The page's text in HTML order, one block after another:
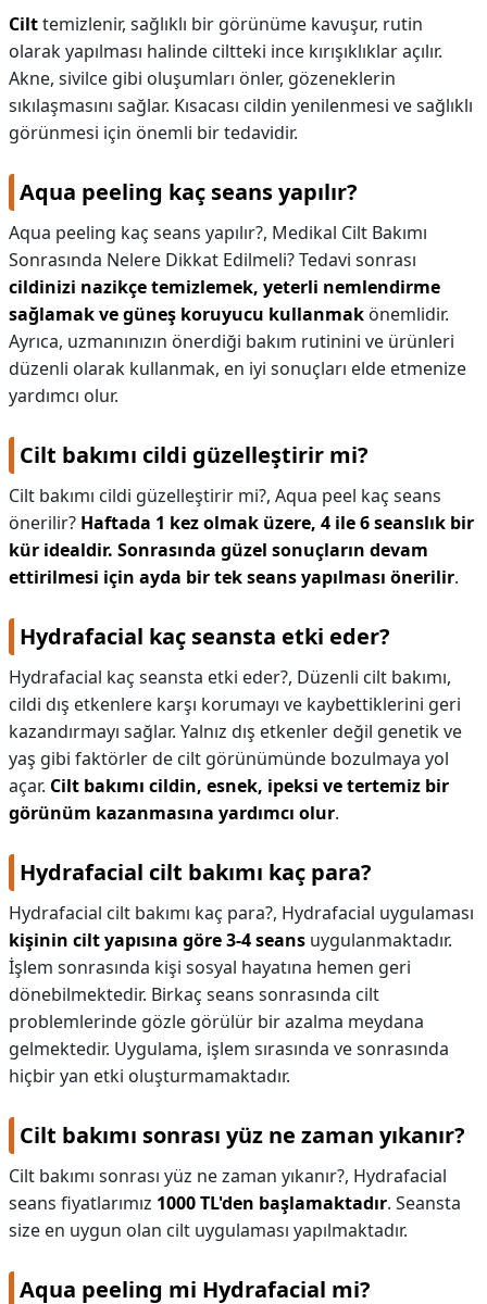
Cilttemizlenir, sağlıklı bir görünüme kavuşur, rutin
olarak yapılması halinde ciltteki ince kırışıklıklar açılır.
Akne, sivilce gibi oluşumları önler, gözeneklerin
sıkılaşmasını sağlar. Kısacası cildin yenilenmesi ve sağlıklı
görünmesi için önemli bir tedavidir.
Aqua peeling kaç seans yapılır?
Aqua peeling kaç seans yapılır?, Medikal Cilt Bakımı
Sonrasında Nelere Dikkat Edilmeli? Tedavi sonrası
cildinizi nazikçe temizlemek, yeterli nemlendirme
sağlamak ve güneş koruyucu kullanmak önemlidir.
Ayrıca, uzmanınızın önerdiği bakım rutinini ve ürünleri
düzenli olarak kullanmak, en iyi sonuçları elde etmenize
yardımcı olur.
Cilt bakımı cildi güzelleştirir mi?
Cilt bakımı cildi güzelleştirir mi?, Aqua peel kaç seans
önerilir? Haftada 1 kez olmak üzere, 4 ile 6 seanslık bir
kür idealdir. Sonrasında güzel sonuçların devam
ettirilmesi için ayda bir tek seans yapılması önerilir.
Hydrafacial kaç seansta etki eder?
Hydrafacial kaç seansta etki eder?, Düzenli cilt bakımı,
cildi dış etkenlere karşı korumayı ve kaybettiklerini geri
kazandırmayı sağlar. Yalnız dış etkenler değil genetik ve
yaş gibi faktörler de cilt görünümünde bozulmaya yol
açar. Cilt bakımı cildin, esnek, ipeksi ve tertemiz bir
görünüm kazanmasına yardımcı olur.
Hydrafacial cilt bakımı kaç para?
Hydrafacial cilt bakımı kaç para?, Hydrafacial uygulaması
kişinin cilt yapısına göre 3-4 seans uygulanmaktadır.
İşlem sonrasında kişi sosyal hayatına hemen geri
dönebilmektedir. Birkaç seans sonrasında cilt
problemlerinde gözle görülür bir azalma meydana
gelmektedir. Uygulama, işlem sırasında ve sonrasında
hiçbir yan etki oluşturmamaktadır.
Cilt bakımı sonrası yüz ne zaman yıkanır?
Cilt bakımı sonrası yüz ne zaman yıkanır?, Hydrafacial
seans fiyatlarımız 1000 TL'den başlamaktadır. Seansta
size en uygun olan cilt uygulaması yapılmaktadır.
Aqua peeling mi Hydrafacial mi?